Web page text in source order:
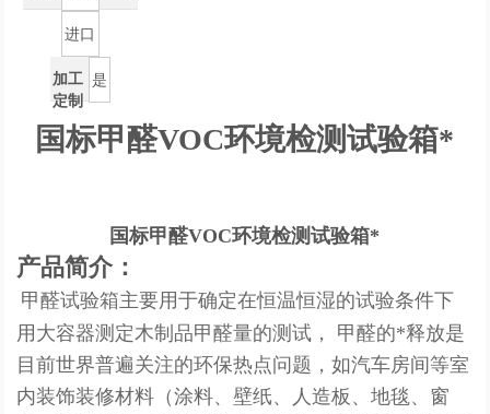
进口
加工
定制
是
国标甲醛VOC环境检测试验箱*
国标甲醛VOC环境检测试验箱*
产品简介：
甲醛试验箱主要用于确定在恒温恒湿的试验条件下
用大容器测定木制品甲醛量的测试，
甲醛的*释放是
目前世界普遍关注的环保热点问题，如汽车房间等室
内装饰装修材料（涂料、壁纸、人造板、地毯、窗